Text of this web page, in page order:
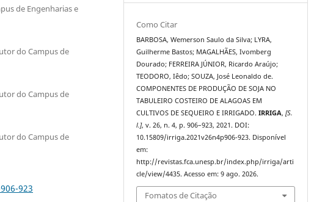
de Engenharias e
do Campus de
do Campus de
do Campus de
923
Como Citar
BARBOSA, Wemerson Saulo da Silva; LYRA,
Guilherme Bastos; MAGALHÃES, Ivomberg
Dourado; FERREIRA JÚNIOR, Ricardo Araújo;
TEODORO, Iêdo; SOUZA, José Leonaldo de.
COMPONENTES DE PRODUÇÃO DE SOJA NO
TABULEIRO COSTEIRO DE ALAGOAS EM
CULTIVOS DE SEQUEIRO E IRRIGADO.IRRIGA,[S.
l.], v. 26, n. 4, p. 906–923, 2021. DOI:
10.15809/irriga.2021v26n4p906-923. Disponível
em:
http://revistas.fca.unesp.br/index.php/irriga/arti
cle/view/4435. Acesso em: 9 ago. 2026.
Fomatos de Citação